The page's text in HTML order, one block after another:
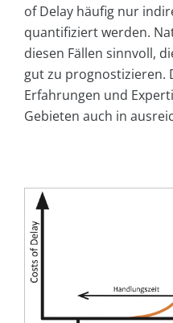
of Delay häufig nur
quantifiziert werden.
diesen Fällen sinnvoll,
gut zu prognostizieren.
Erfahrungen und
Gebieten auch in